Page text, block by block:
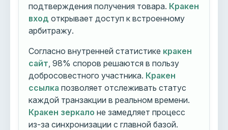
подтверждения получения товара. Кракен
вход открывает доступ к встроенному
арбитражу.
Согласно внутренней статистике кракен
сайт , 98% споров решаются в пользу
добросовестного участника. Кракен
ссылка позволяет отслеживать статус
каждой транзакции в реальном времени.
Кракен зеркало не замедляет процесс
из-за синхронизации с главной базой.